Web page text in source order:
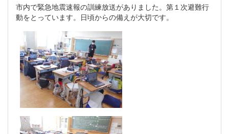
市内で緊急地震速報の訓練放送がありました。第１次避難行
動をとっています。日頃からの備えが大切です。